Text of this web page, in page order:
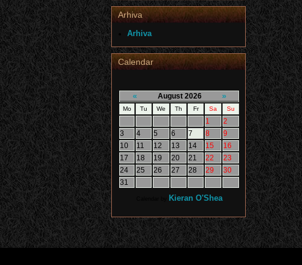
Arhiva
Arhiva
Calendar
« August 2026 »
Mo Tu We Th Fr Sa Su
1
2
3
4 5 6 7 8
9
10
11 12 13 14 15
16
17
18 19 20 21 22
23
24
25 26 27 28 29
30
31
Kieran O'Shea